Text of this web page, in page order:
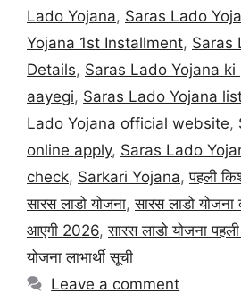
Lado Yojana, Saras Lado
Yojana 1st Installment, Saras
Details, Saras Lado Yojana
aayegi, Saras Lado Yojana
Lado Yojana official website,
online apply, Saras Lado
check, Sarkari Yojana,पहली
सारस लाडो योजना,सारस लाडो
आएगी 2026,सारस लाडो योजना
योजना लाभार्थी सूची
Leave a comment